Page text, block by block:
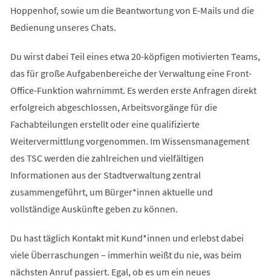
Hoppenhof, sowie um die Beantwortung von E-Mails und die
Bedienung unseres Chats.
Du wirst dabei Teil eines etwa 20-köpfigen motivierten Teams,
das für große Aufgabenbereiche der Verwaltung eine Front-
Office-Funktion wahrnimmt. Es werden erste Anfragen direkt
erfolgreich abgeschlossen, Arbeitsvorgänge für die
Fachabteilungen erstellt oder eine qualifizierte
Weitervermittlung vorgenommen. Im Wissensmanagement
des TSC werden die zahlreichen und vielfältigen
Informationen aus der Stadtverwaltung zentral
zusammengeführt, um Bürger*innen aktuelle und
vollständige Auskünfte geben zu können.
Du hast täglich Kontakt mit Kund*innen und erlebst dabei
viele Überraschungen – immerhin weißt du nie, was beim
nächsten Anruf passiert. Egal, ob es um ein neues